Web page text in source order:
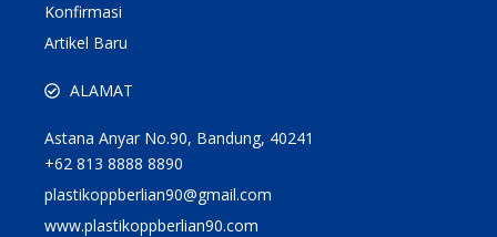
Konfirmasi
Artikel Baru
ALAMAT
Astana Anyar No.90, Bandung, 40241
+62 813 8888 8890
plastikoppberlian90@gmail.com
www.plastikoppberlian90.com